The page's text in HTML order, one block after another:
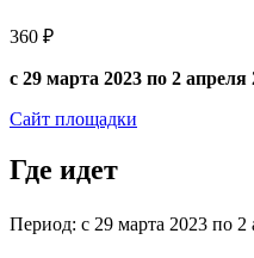
360 ₽
с 29 марта 2023 по 2 апреля
Сайт площадки
Где идет
Период: с 29 марта 2023 по 2